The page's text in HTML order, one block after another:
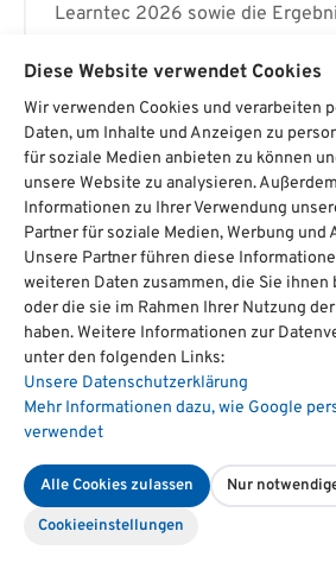
Learntec 2026 sowie die
Unternehmen benötigen
Verantwortung übernehmen,
aktiv gestalten und
Kompetenzen entwickeln.
Für HR bedeutet dies,
schaffen, die genau diese
Weiterlesen
Diese Website verwendet Cookies
Wir verwenden Cookies und verarbeiten
Daten, um Inhalte und Anzeigen zu
für soziale Medien anbieten zu können
unsere Website zu analysieren.
Informationen zu Ihrer Verwendung
Partner für soziale Medien, Werbung und
Unsere Partner führen diese
weiteren Daten zusammen, die Sie
oder die sie im Rahmen Ihrer Nutzung
haben. Weitere Informationen zur
unter den folgenden Links:
Unsere Datenschutzerklärung
Mehr Informationen dazu, wie Google
verwendet
Alle Cookies zulassen Nur
Cookie­einstellungen